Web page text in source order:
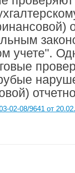
учете".
02-08/9641 от